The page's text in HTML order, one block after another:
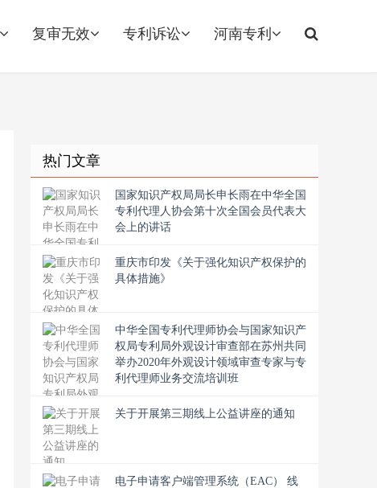
复审无效 专利诉讼 河南专利
热门文章
国家知识产权局局长申长雨在中华全国
专利代理人协会第十次全国会员代表大
会上的讲话
重庆市印发《关于强化知识产权保护的
具体措施》
中华全国专利代理师协会与国家知识产
权局专利局外观设计审查部在苏州共同
举办2020年外观设计领域审查专家与专
利代理师业务交流培训班
关于开展第三期线上公益讲座的通知
电子申请客户端管理系统（EAC） 线